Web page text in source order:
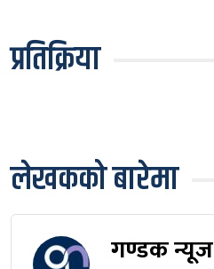
प्रतिक्रिया
लेखकको बारेमा
गण्डक न्यूज